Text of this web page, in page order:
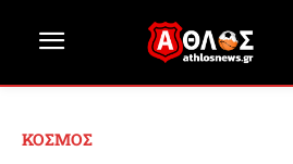
ΚΟΣΜΟΣ